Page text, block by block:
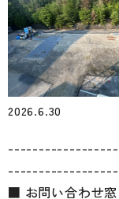
2026.6.30
■ お問い合わせ窓